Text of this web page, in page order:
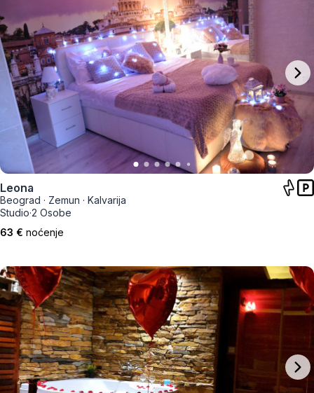
Leona
Beograd · Zemun · Kalvarija
Studio·2 Osobe
63 € noćenje